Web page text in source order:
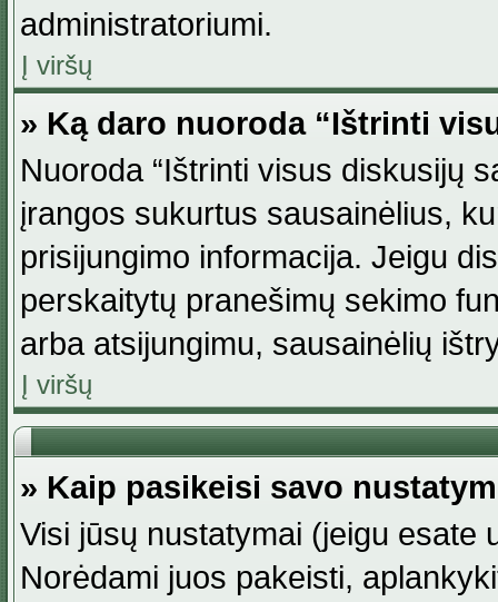
administratoriumi.
Į viršų
» Ką daro nuoroda “Ištrinti
Nuoroda “Ištrinti visus diskusijų
įrangos sukurtus sausainėlius,
prisijungimo informacija. Jeigu
perskaitytų pranešimų sekimo
arba atsijungimu, sausainėlių
Į viršų
» Kaip pasikeisi savo
Visi jūsų nustatymai (jeigu esate
Norėdami juos pakeisti,